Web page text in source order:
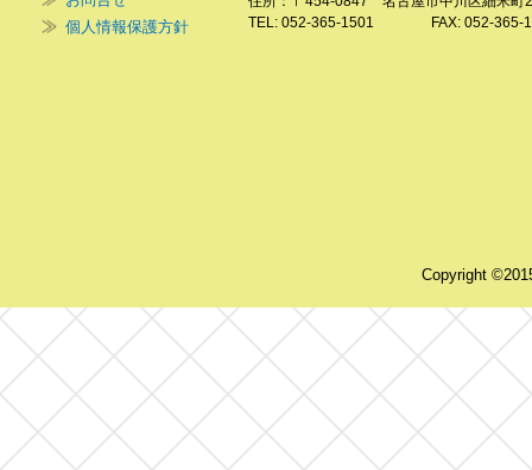
個人情報保護方針
TEL: 052-365-1501 FAX: 052-365-
Copyright